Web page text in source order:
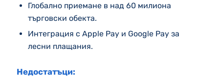
Глобално приемане в над 60 милиона
търговски обекта.
Интеграция с Apple Pay и Google Pay за
лесни плащания.
Недостатъци: